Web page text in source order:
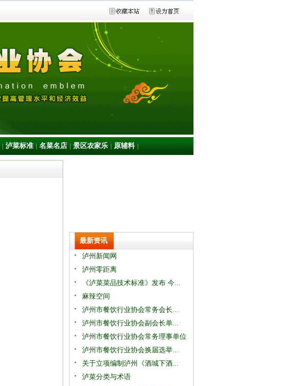
泸菜标准 名菜名店 景区农家乐 原辅料
最新资讯
泸州新闻网
泸州零距离
《泸菜菜品技术标准》发布 今...
麻辣空间
泸州市餐饮行业协会常务会长...
泸州市餐饮行业协会副会长单...
泸州市餐饮行业协会常务理事单位
泸州市餐饮行业协会换届选举...
关于立项编制泸州《酒城下酒...
泸菜分类与术语